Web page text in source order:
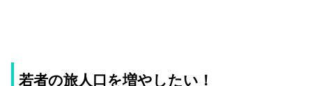
若者の旅人口を増やしたい！